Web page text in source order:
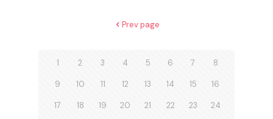
Prev page
1 2 3 4 5 6 7 8
9 10 11 12 13 14 15 16
17 18 19 20 21 22 23 24